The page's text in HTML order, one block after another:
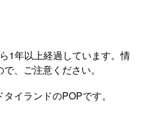
1年以上経過しています。情
、ご注意ください。
イランドのPOPです。